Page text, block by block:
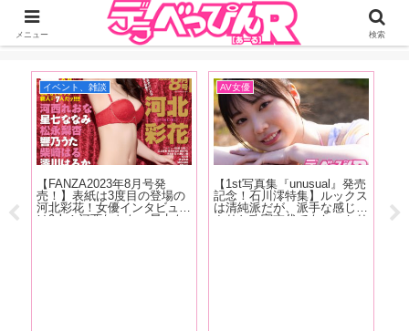
ジーオーティーが運営するちょっとHなニュースサイ。サイト内のリンクには
DMMアフィリエイトが含まれているものがあります
ビ
イベント、雑談
【FANZA2023年8月号発
売！】表紙は3度目の登場の
河北彩花！女優インタビュー
は9人！河西れおな、星七な
AV女優
【1st写真集『unusual』発売
記念！石川澪特集】ルックス
は清純派だが、派手な感じっ
ぷりと攻守交代でもしっかり
き
イ
メニュー 検索